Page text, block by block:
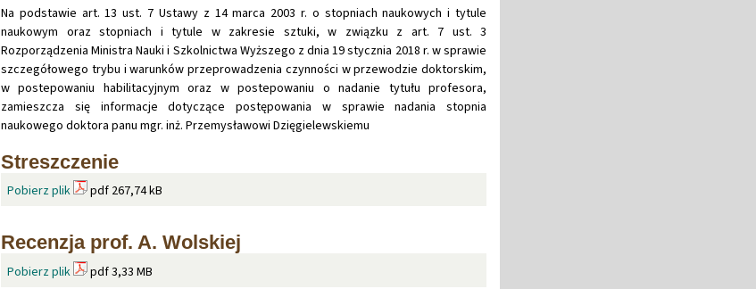
Na podstawie art. 13 ust. 7 Ustawy z 14 marca 2003 r. o stopniach naukowych i tytule
naukowym oraz stopniach i tytule w zakresie sztuki, w związku z art. 7 ust. 3
Rozporządzenia Ministra Nauki i Szkolnictwa Wyższego z dnia 19 stycznia 2018 r. w sprawie
szczegółowego trybu i warunków przeprowadzenia czynności w przewodzie doktorskim,
w postepowaniu habilitacyjnym oraz w postepowaniu o nadanie tytułu profesora,
zamieszcza się informacje dotyczące postępowania w sprawie nadania stopnia
naukowego doktora panu mgr. inż. Przemysławowi Dzięgielewskiemu
Streszczenie
Pobierz plik pdf 267,74 kB
Recenzja prof. A. Wolskiej
Pobierz plik pdf 3,33 MB